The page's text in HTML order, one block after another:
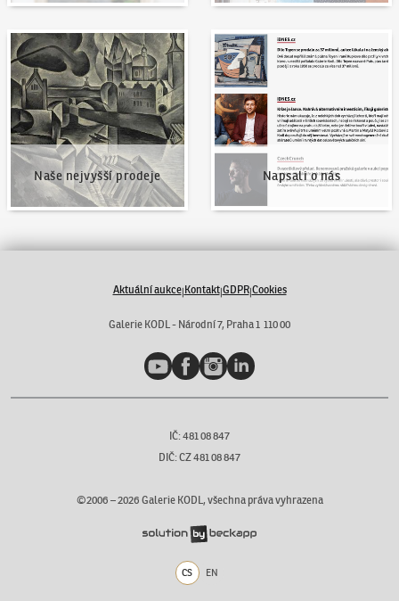
Naše nejvyšší prodeje
Naše nejvyšší prodeje
Napsali o nás
Napsali o nás
Aktuální aukce|Kontakt|GDPR|Cookies
Galerie KODL - Národní 7, Praha 1 110 00
YouTubeFacebookInstagramLinkedIn
IČ: 481 08 847
DIČ: CZ 481 08 847
©2006 –2026 Galerie KODL, všechna práva vyhrazena
CS EN